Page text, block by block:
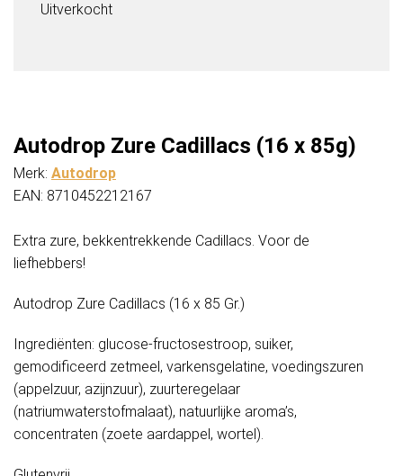
Uitverkocht
Autodrop Zure Cadillacs (16 x 85g)
Merk: Autodrop
EAN: 8710452212167
Extra zure, bekkentrekkende Cadillacs. Voor de
liefhebbers!
Autodrop Zure Cadillacs (16 x 85 Gr.)
Ingrediënten: glucose-fructosestroop, suiker,
gemodificeerd zetmeel, varkensgelatine, voedingszuren
(appelzuur, azijnzuur), zuurteregelaar
(natriumwaterstofmalaat), natuurlijke aroma’s,
concentraten (zoete aardappel, wortel).